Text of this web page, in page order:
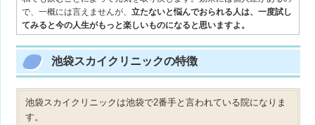
で、一概には言えませんが、立たないと悩んでおられる人は、一度試し
てみると今の人生がもっと楽しいものになると思いますよ。
池袋スカイクリニックの特徴
池袋スカイクリニックは池袋で2番手と言われている院になりま
す。